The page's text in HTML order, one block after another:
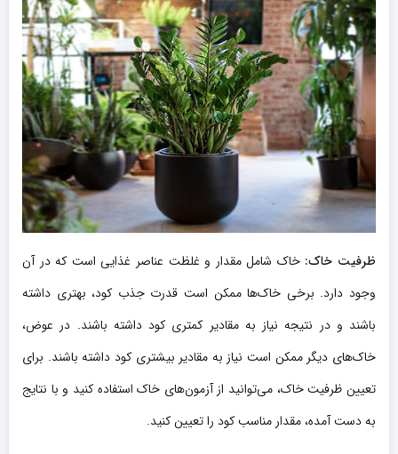
ظرفیت خاک: خاک شامل مقدار و غلظت عناصر غذایی است که در آن
وجود دارد. برخی خاک‌ها ممکن است قدرت جذب کود، بهتری داشته
باشند و در نتیجه نیاز به مقادیر کمتری کود داشته باشند. در عوض،
خاک‌های دیگر ممکن است نیاز به مقادیر بیشتری کود داشته باشند. برای
تعیین ظرفیت خاک، می‌توانید از آزمون‌های خاک استفاده کنید و با نتایج
به دست آمده، مقدار مناسب کود را تعیین کنید.